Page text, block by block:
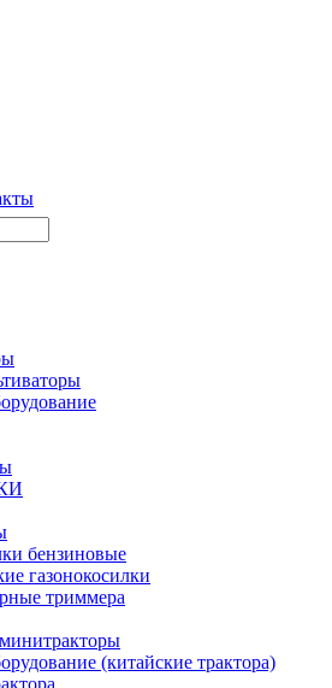
бензиновые
газонокосилки
триммера
(китайские трактора)